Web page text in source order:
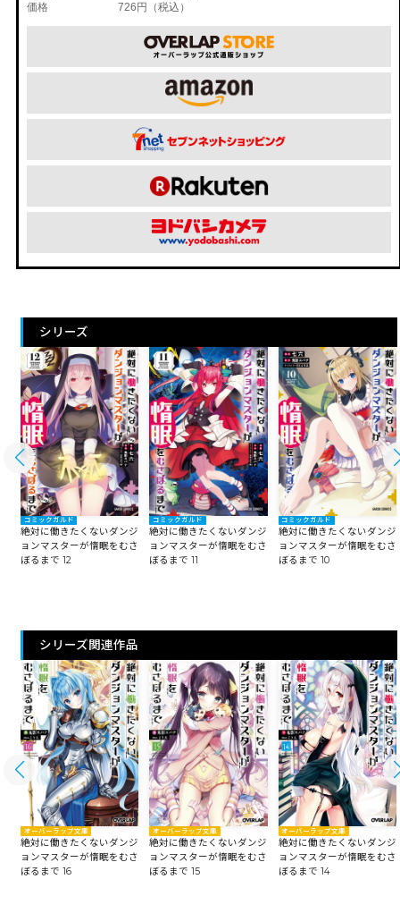
価格
726円（税込）
シリーズ
コミックガルド
絶対に働きたくないダンジ
ョンマスターが惰眠をむさ
ぼるまで 12
コミックガルド
絶対に働きたくないダンジ
ョンマスターが惰眠をむさ
ぼるまで 11
コミックガルド
絶対に働きたくないダンジ
ョンマスターが惰眠をむさ
ぼるまで 10
シリーズ関連作品
オーバーラップ文庫
絶対に働きたくないダンジ
ョンマスターが惰眠をむさ
ぼるまで 16
オーバーラップ文庫
絶対に働きたくないダンジ
ョンマスターが惰眠をむさ
ぼるまで 15
オーバーラップ文庫
絶対に働きたくないダンジ
ョンマスターが惰眠をむさ
ぼるまで 14